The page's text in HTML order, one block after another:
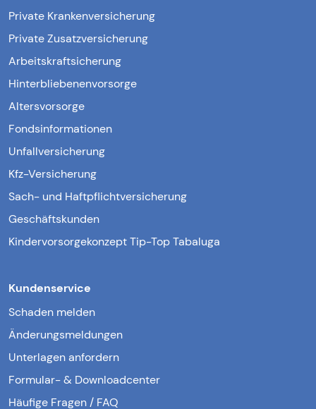
Private Krankenversicherung
Private Zusatzversicherung
Arbeitskraftsicherung
Hinterbliebenenvorsorge
Altersvorsorge
Fondsinformationen
Unfallversicherung
Kfz-Versicherung
Sach- und Haftpflichtversicherung
Geschäftskunden
Kindervorsorgekonzept Tip-Top Tabaluga
Kundenservice
Schaden melden
Änderungsmeldungen
Unterlagen anfordern
Formular- & Downloadcenter
Häufige Fragen / FAQ